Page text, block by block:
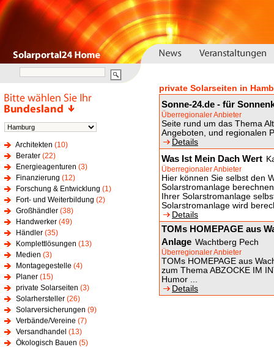
Architekten (10)
Berater (22)
Energieagenturen (3)
Finanzierung (12)
Forschung & Entwicklung (1)
Fort- und Weiterbildung (2)
Großhändler (38)
Handwerker (49)
Händler (35)
Komplettlösungen (13)
Medien (3)
Montagegestelle (4)
Planer (15)
private Solarseiten (3)
Solarhersteller (26)
Solarversicherungen (9)
Verbände/Vereine (7)
Versandhandel (13)
Ökologisch Bauen (5)
private Solarseiten in
Sonne-24.de - für
Überregionaler Anbieter
Seite rund um das Thema
Angeboten, und regionalen
Details
Was Ist Mein Dach Wert
Überregionaler Anbieter
Hier können Sie selbst den
Solarstromanlage
Ihrer Solarstromanlage
Solarstromanlage wird
Details
TOMs HOMEPAGE aus
Anlage Wachtberg Pech
Überregionaler Anbieter
TOMs HOMEPAGE aus
zum Thema ABZOCKE IM
Humor ...
Details